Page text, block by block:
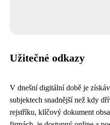
Užitečné odkazy
V dnešní digitální době je
subjektech snadnější než kdy
rejstříku, klíčový dokument